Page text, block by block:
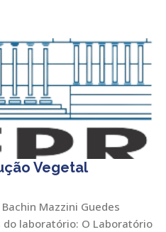
Vegetal
Mazzini Guedes
laboratório: O Laboratório